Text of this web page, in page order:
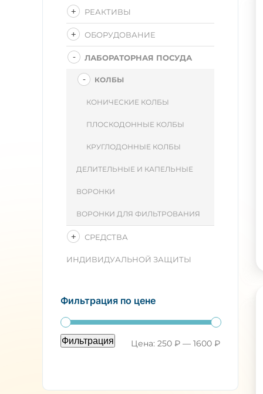
РЕАКТИВЫ
ОБОРУДОВАНИЕ
ЛАБОРАТОРНАЯ ПОСУДА
КОЛБЫ
КОНИЧЕСКИЕ КОЛБЫ
ПЛОСКОДОННЫЕ КОЛБЫ
КРУГЛОДОННЫЕ КОЛБЫ
ДЕЛИТЕЛЬНЫЕ И КАПЕЛЬНЫЕ
ВОРОНКИ
ВОРОНКИ ДЛЯ ФИЛЬТРОВАНИЯ
СРЕДСТВА
ИНДИВИДУАЛЬНОЙ ЗАЩИТЫ
Фильтрация по цене
Фильтрация Цена:250 ₽ —1600 ₽